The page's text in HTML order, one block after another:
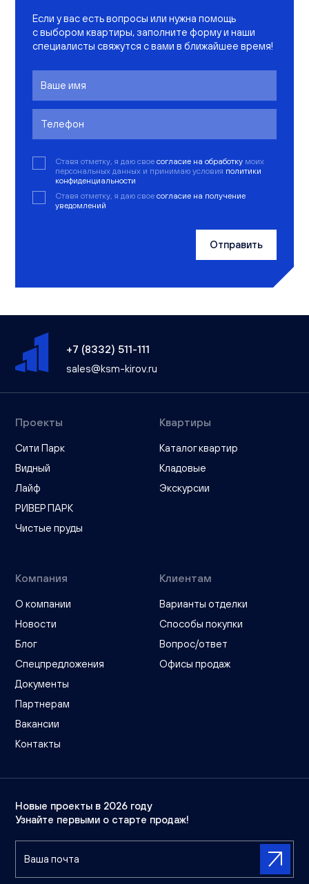
Если у вас есть вопросы или нужна помощь
с выбором квартиры, заполните форму и наши
специалисты свяжутся с вами в ближайшее время!
Ставя отметку, я даю свое согласие на обработку моих
персональных данных и принимаю условия политики
конфиденциальности
Ставя отметку, я даю свое согласие на получение
уведомлений
Отправить
+7 (8332) 511-111
sales@ksm-kirov.ru
Проекты
Сити Парк
Видный
Лайф
РИВЕР ПАРК
Чистые пруды
Квартиры
Каталог квартир
Кладовые
Экскурсии
Компания
О компании
Новости
Блог
Спецпредложения
Документы
Партнерам
Вакансии
Контакты
Клиентам
Варианты отделки
Способы покупки
Вопрос/ответ
Офисы продаж
Новые проекты в 2026 году
Узнайте первыми о старте продаж!